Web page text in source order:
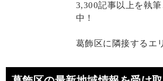
3,300記事以上を執
中！
葛飾区に隣接するエ